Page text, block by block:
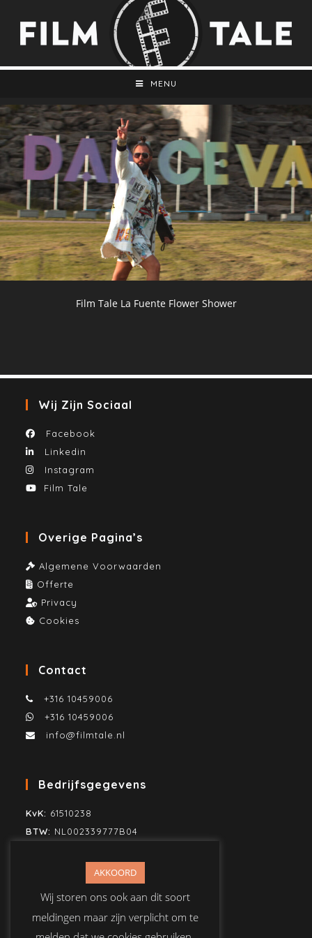
MENU
Film Tale La Fuente Flower Shower
Wij Zijn Sociaal
Facebook
Linkedin
Instagram
Film Tale
Overige Pagina’s
Algemene Voorwaarden
Offerte
Privacy
Cookies
Contact
+316 10459006
+316 10459006
info@filmtale.nl
Bedrijfsgegevens
KvK: 61510238
BTW: NL002339777B04
NL80KNAB0259860883
T.n.v. Mike Jonker Media
AKKOORD
Wij storen ons ook aan dit soort
meldingen maar zijn verplicht om te